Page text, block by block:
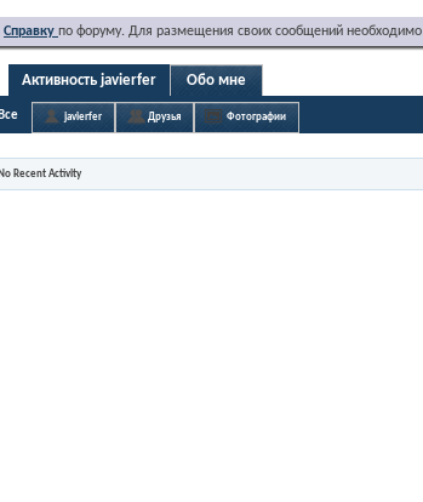
Справку по форуму. Для размещения своих сообщений необходимо
Активность javierfer Обо мне
Все javierfer Друзья Фотографии
No Recent Activity